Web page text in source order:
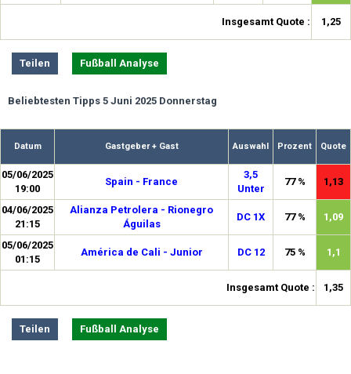
Insgesamt Quote : 1,25
Teilen Fußball Analyse
Beliebtesten Tipps 5 Juni 2025 Donnerstag
Datum Gastgeber + Gast Auswahl Prozent Quote
05/06/2025
19:00
Spain - France
3,5
Unter
77 % 1,13
04/06/2025
21:15
Alianza Petrolera - Rionegro
Águilas
DC 1X 77 % 1,09
05/06/2025
01:15
América de Cali - Junior DC 12 75 % 1,1
Insgesamt Quote : 1,35
Teilen Fußball Analyse